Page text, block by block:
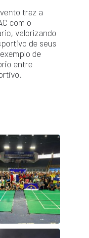
traz a
com o
valorizando
de seus
de
entre